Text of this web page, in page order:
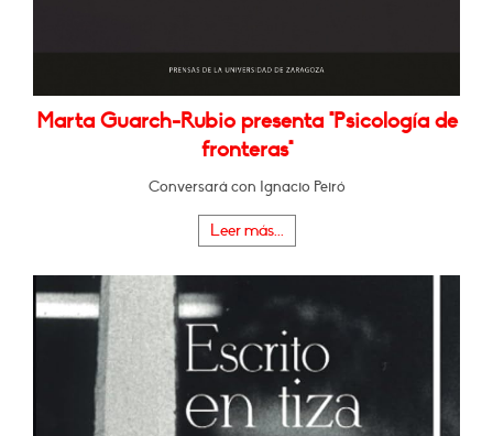
Marta Guarch-Rubio presenta "Psicología de
fronteras"
Conversará con Ignacio Peiró
Leer más...